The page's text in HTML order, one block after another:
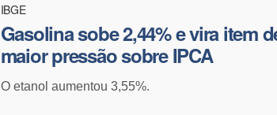
IBGE
​Gasolina sobe 2,44% e vira item
maior pressão sobre IPCA
O etanol aumentou 3,55%.